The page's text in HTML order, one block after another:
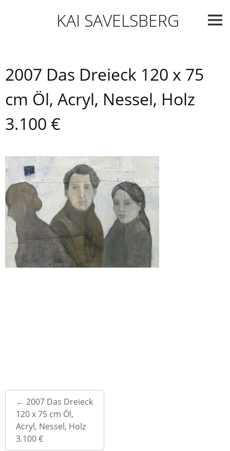
KAI SAVELSBERG
2007 Das Dreieck 120 x 75
cm Öl, Acryl, Nessel, Holz
3.100 €
Post
navigation
← 2007 Das Dreieck
120 x 75 cm Öl,
Acryl, Nessel, Holz
3.100 €